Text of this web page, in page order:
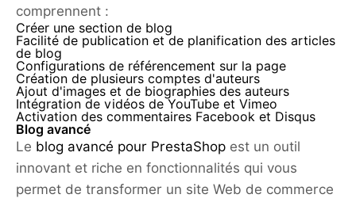
comprennent :
Créer une section de blog
Facilité de publication et de planification des articles
de blog
Configurations de référencement sur la page
Création de plusieurs comptes d'auteurs
Ajout d'images et de biographies des auteurs
Intégration de vidéos de YouTube et Vimeo
Activation des commentaires Facebook et Disqus
Blog avancé
Le blog avancé pour PrestaShop est un outil
innovant et riche en fonctionnalités qui vous
permet de transformer un site Web de commerce